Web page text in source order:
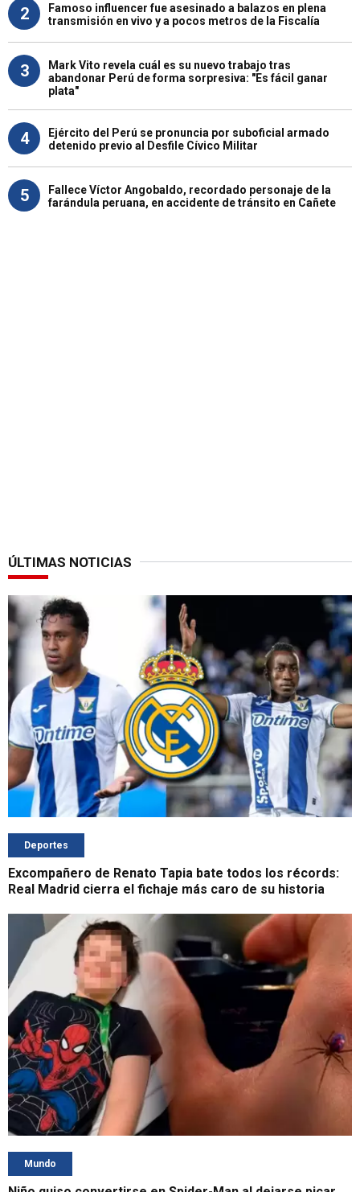
2
Famoso influencer fue asesinado a balazos en plena
transmisión en vivo y a pocos metros de la Fiscalía
3
Mark Vito revela cuál es su nuevo trabajo tras
abandonar Perú de forma sorpresiva: "Es fácil ganar
plata"
4
Ejército del Perú se pronuncia por suboficial armado
detenido previo al Desfile Cívico Militar
5
Fallece Víctor Angobaldo, recordado personaje de la
farándula peruana, en accidente de tránsito en Cañete
ÚLTIMAS NOTICIAS
Deportes
Excompañero de Renato Tapia bate todos los récords:
Real Madrid cierra el fichaje más caro de su historia
Mundo